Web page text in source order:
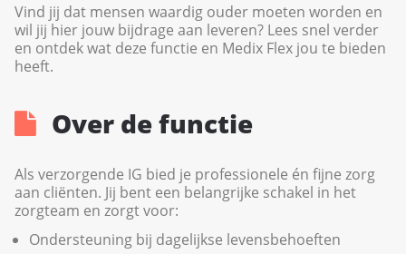
Vind jij dat mensen waardig ouder moeten worden en
wil jij hier jouw bijdrage aan leveren? Lees snel verder
en ontdek wat deze functie en Medix Flex jou te bieden
heeft.
Over de functie
Als verzorgende IG bied je professionele én fijne zorg
aan cliënten. Jij bent een belangrijke schakel in het
zorgteam en zorgt voor:
Ondersteuning bij dagelijkse levensbehoeften